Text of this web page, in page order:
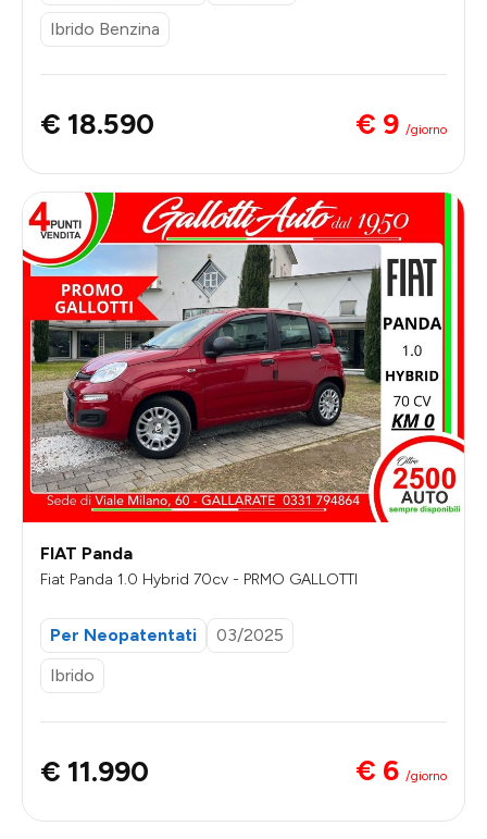
Ibrido Benzina
€ 18.590 € 9 /giorno
FIAT Panda
Fiat Panda 1.0 Hybrid 70cv - PRMO GALLOTTI
Per Neopatentati
03/2025
Ibrido
€ 11.990 € 6 /giorno